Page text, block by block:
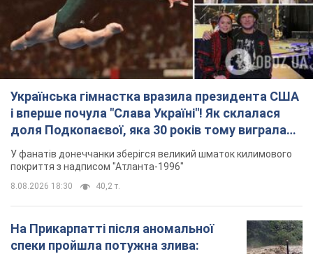
Українська гімнастка вразила президента США
і вперше почула "Слава Україні"! Як склалася
доля Подкопаєвої, яка 30 років тому виграла
"золото" Олімпіади
У фанатів донеччанки зберігся великий шматок килимового
покриття з надписом "Атланта-1996"
8.08.2026 18:30 40,2 т.
На Прикарпатті після аномальної
спеки пройшла потужна злива: